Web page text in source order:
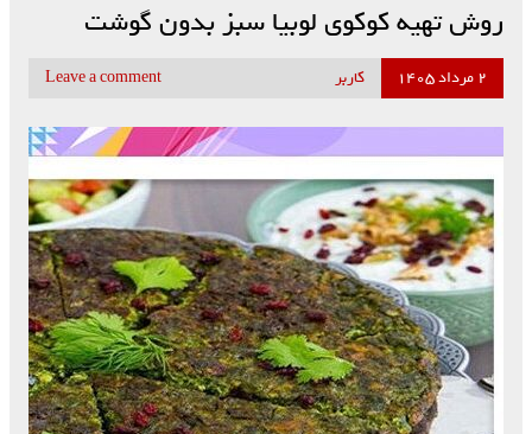
روش تهیه کوکوی لوبیا سبز بدون گوشت
۲ مرداد ۱۴۰۵ کاربر Leave a comment